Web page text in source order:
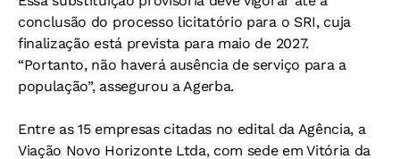
conclusão do processo licitatório para o SRI, cuja
finalização está prevista para maio de 2027.
“Portanto, não haverá ausência de serviço para a
população”, assegurou a Agerba.
Entre as 15 empresas citadas no edital da Agência, a
Viação Novo Horizonte Ltda, com sede em Vitória da